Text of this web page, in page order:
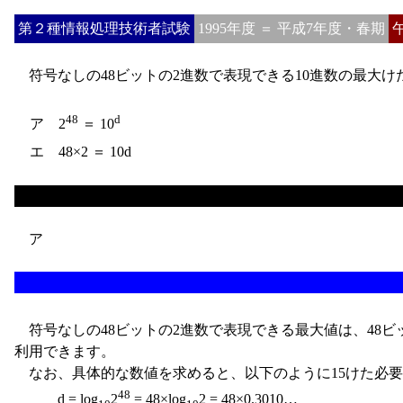
第２種情報処理技術者試験 1995年度 ＝ 平成7年度・春期
符号なしの48ビットの2進数で表現できる10進数の最大け
ア 248 ＝ 10d
エ 48×2 ＝ 10d
ア
符号なしの48ビットの2進数で表現できる最大値は、48ビ
利用できます。
なお、具体的な数値を求めると、以下のように15けた必要
d = log
248 = 48×log
2 = 48×0.3010…